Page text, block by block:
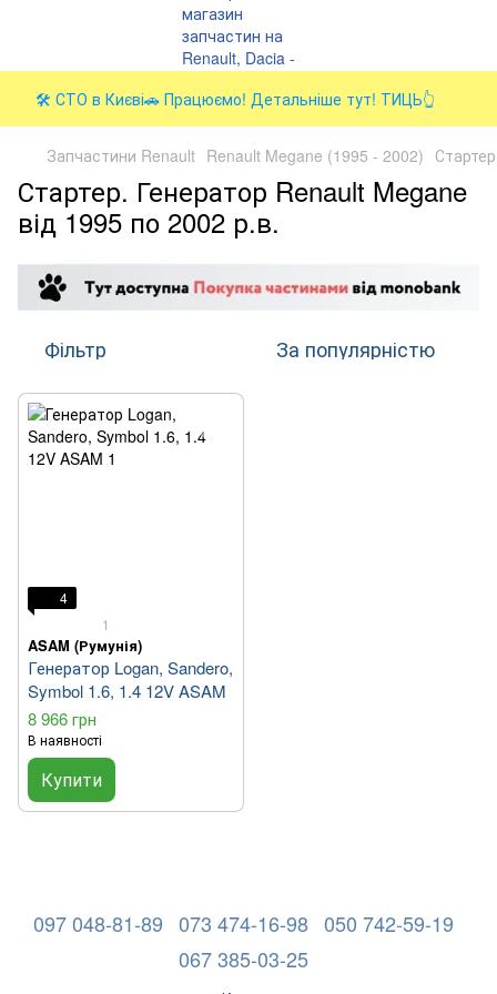
🛠️ СТО в Києві🚗 Працюємо! Детальніше тут! ТИЦЬ👆
Запчастини Renault Renault Megane (1995 - 2002)
Стартер. Генератор Renault Megane
від 1995 по 2002 р.в.
Фільтр За популярністю
4
1
ASAM (Румунія)
Генератор Logan, Sandero,
Symbol 1.6, 1.4 12V ASAM
8 966 грн
В наявності
Купити
097 048-81-89 073 474-16-98 050 742-59-19
067 385-03-25